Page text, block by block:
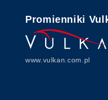
Promienniki
www.vulkan.com.pl